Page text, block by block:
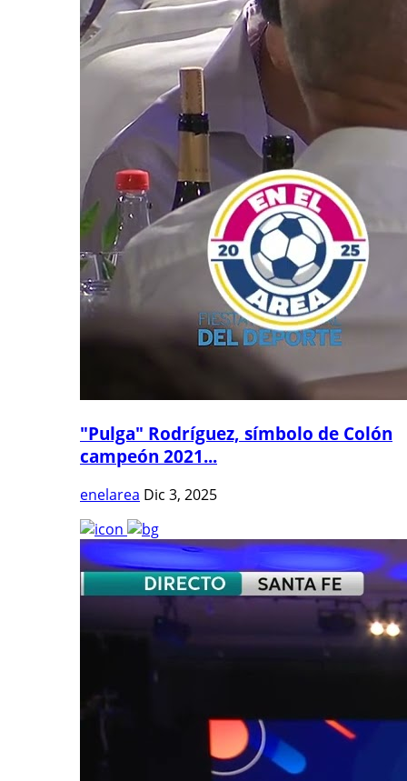
"Pulga" Rodríguez, símbolo de Colón
campeón 2021...
enelarea Dic 3, 2025